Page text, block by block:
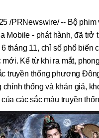
/PRNewswire/ -- Bộ
Mobile - phát hành, đã trở
tháng 11, chỉ số phổ biến
Kể từ khi ra mắt,
truyền thống phương
thống và khán giả,
các sắc màu truyền